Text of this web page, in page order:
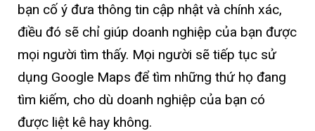
bạn cố ý đưa thông tin cập nhật và chính xác,
điều đó sẽ chỉ giúp doanh nghiệp của bạn được
mọi người tìm thấy. Mọi người sẽ tiếp tục sử
dụng Google Maps để tìm những thứ họ đang
tìm kiếm, cho dù doanh nghiệp của bạn có
được liệt kê hay không.